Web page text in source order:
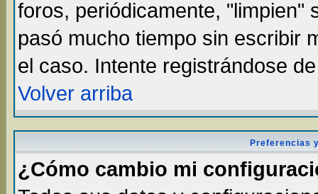
foros, periódicamente, "limpien"
pasó mucho tiempo sin escribir
el caso. Intente registrándose
Volver arriba
Preferencias
¿Cómo cambio mi